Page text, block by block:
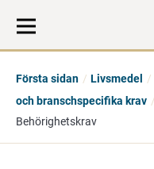
Första sidan Livsmedel
och branschspecifika krav
Behörighetskrav